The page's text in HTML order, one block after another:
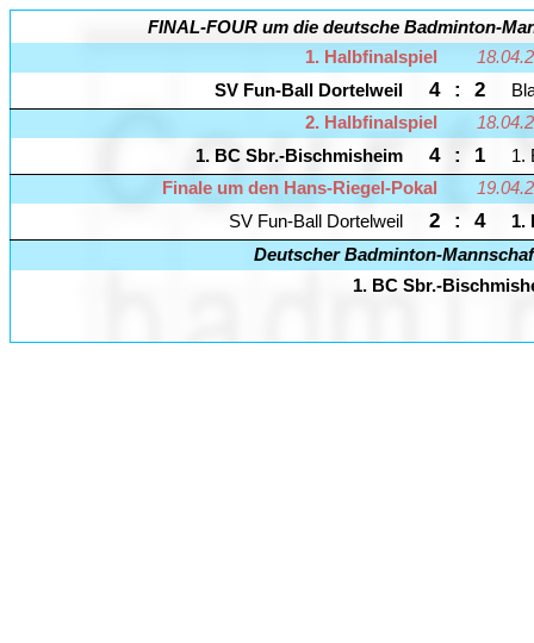
FINAL-FOUR um die deutsche Badminton-
1. Halbfinalspiel
SV Fun-Ball Dortelweil
4 : 2
2. Halbfinalspiel
1. BC Sbr.-Bischmisheim
4 : 1
1.
Finale um den Hans-Riegel-Pokal
SV Fun-Ball Dortelweil
2 : 4
1.
Deutscher Badminton-
1. BC Sbr.-